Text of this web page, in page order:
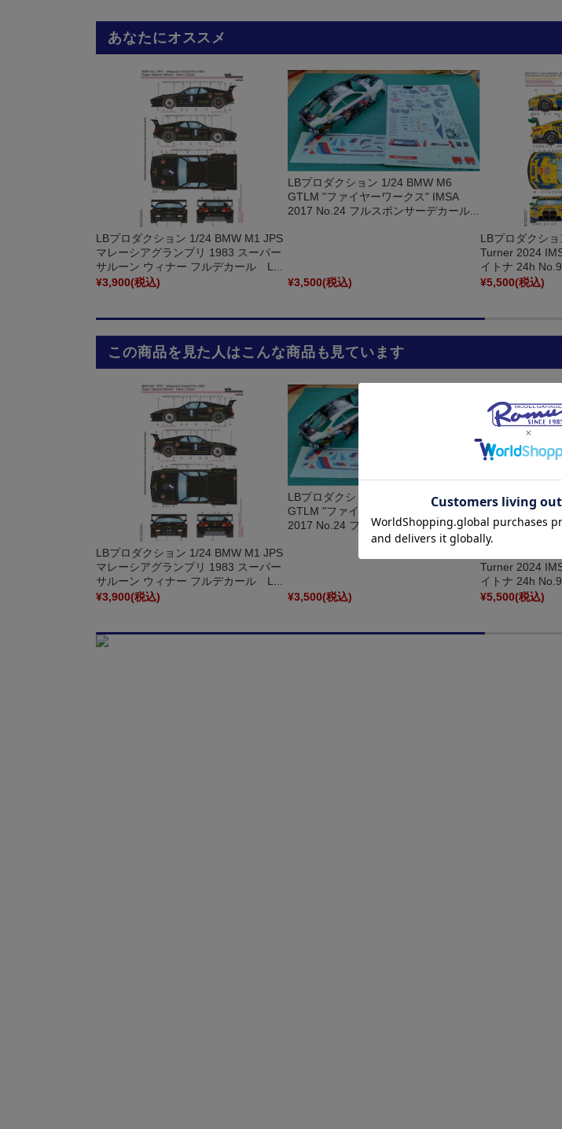
あなたにオススメ
LBプロダクション 1/24 BMW M1 JPS
マレーシアグランプリ 1983 スーパー
サルーン ウィナー フルデカール L...
¥3,900(税込)
LBプロダクション 1/24 BMW M6
GTLM "ファイヤーワークス" IMSA
2017 No.24 フルスポンサーデカール...
¥3,500(税込)
LBプロダクシ
Turner 2024
イトナ 24h
¥5,500(税込)
この商品を見た人はこんな商品も見ています
LBプロダクション 1/24 BMW M1 JPS
マレーシアグランプリ 1983 スーパー
サルーン ウィナー フルデカール L...
¥3,900(税込)
LBプロダクション 1/24 BMW M6
GTLM "ファイヤーワークス" IMSA
2017 No.24 フルスポンサーデカール...
¥3,500(税込)
Turner 2024
イトナ 24h
¥5,500(税込)